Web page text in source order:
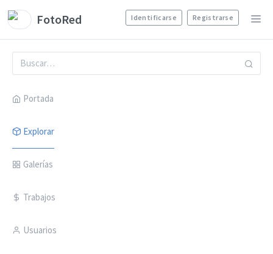
FotoRed Identificarse Registrarse
Portada
Explorar
Galerías
Trabajos
Usuarios